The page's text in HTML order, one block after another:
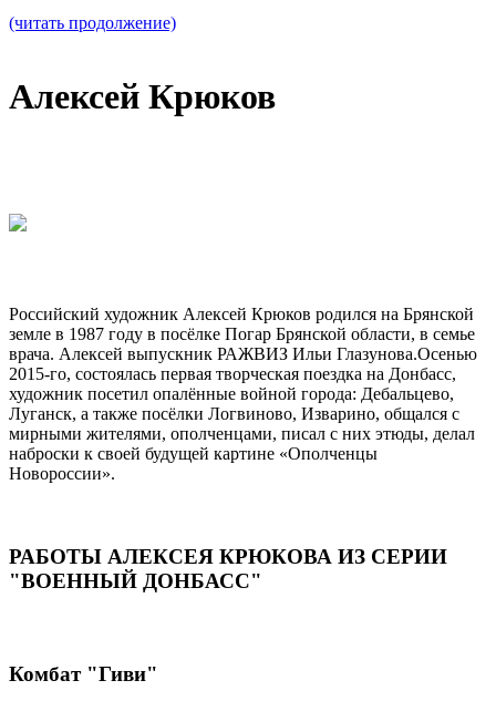
(читать продолжение)
Алексей Крюков
Российский художник Алексей Крюков родился на Брянской
земле в 1987 году в посёлке Погар Брянской области, в семье
врача. Алексей выпускник РАЖВИЗ Ильи Глазунова.Осенью
2015-го, состоялась первая творческая поездка на Донбасс,
художник посетил опалённые войной города: Дебальцево,
Луганск, а также посёлки Логвиново, Изварино, общался с
мирными жителями, ополченцами, писал с них этюды, делал
наброски к своей будущей картине «Ополченцы
Новороссии».
РАБОТЫ АЛЕКСЕЯ КРЮКОВА ИЗ СЕРИИ
"ВОЕННЫЙ ДОНБАСС"
Комбат "Гиви"